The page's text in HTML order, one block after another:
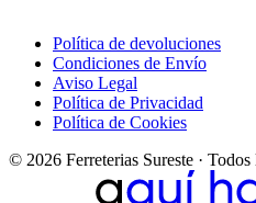
Política de devoluciones
Condiciones de Envío
Aviso Legal
Política de Privacidad
Política de Cookies
© 2026 Ferreterias Sureste · Todos